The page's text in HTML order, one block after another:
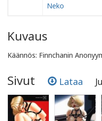
Neko
Kuvaus
Käännös: Finnchanin
Sivut Lataa